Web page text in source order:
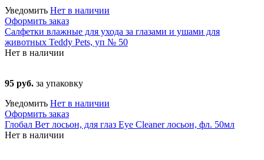
Уведомить Нет в наличии
Оформить заказ
Салфетки влажные для ухода за глазами и ушами для
животных Teddy Pets, уп № 50
Нет в наличии
95 руб. за упаковку
Уведомить Нет в наличии
Оформить заказ
Глобал Вет лосьон, для глаз Eye Cleaner лосьон, фл. 50мл
Нет в наличии